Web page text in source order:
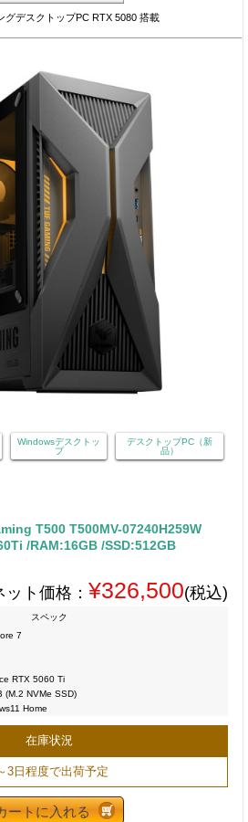
グデスクトップPC RTX 5080 搭載
Windowsデスクトッ
プ
デスクトップPC（新
品）
T500 T500MV-07240H259W
/RAM:16GB /SSD:512GB
ット価格： ¥326,500(税込)
スペック
7
RTX 5060 Ti
(M.2 NVMe SSD)
Home
在庫状況
3日程度で出荷予定
ートに入れる